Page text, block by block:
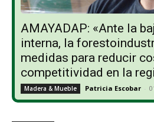
AMAYADAP: «Ante la
interna, la
medidas para reducir
competitividad en la
Madera & Mueble Patricia Escobar -